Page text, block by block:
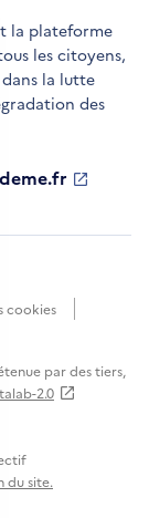
la plateforme
les citoyens,
dans la lutte
des
cookies
par des tiers,
2.0
du site.